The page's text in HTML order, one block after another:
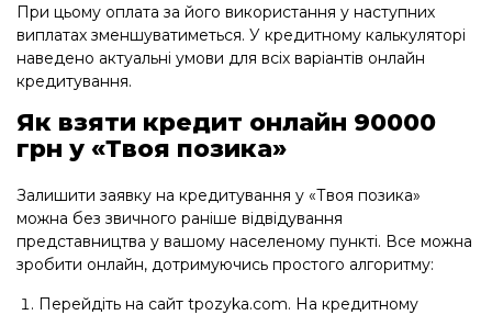
При цьому оплата за його використання у наступних
виплатах зменшуватиметься. У кредитному калькуляторі
наведено актуальні умови для всіх варіантів онлайн
кредитування.
Як взяти кредит онлайн 90000
грн у «Твоя позика»
Залишити заявку на кредитування у «Твоя позика»
можна без звичного раніше відвідування
представництва у вашому населеному пункті. Все можна
зробити онлайн, дотримуючись простого алгоритму:
Перейдіть на сайт tpozyka.com. На кредитному